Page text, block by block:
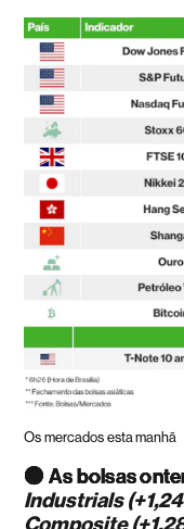
Os mercados esta manhã
🟢 As bolsas
Industrials